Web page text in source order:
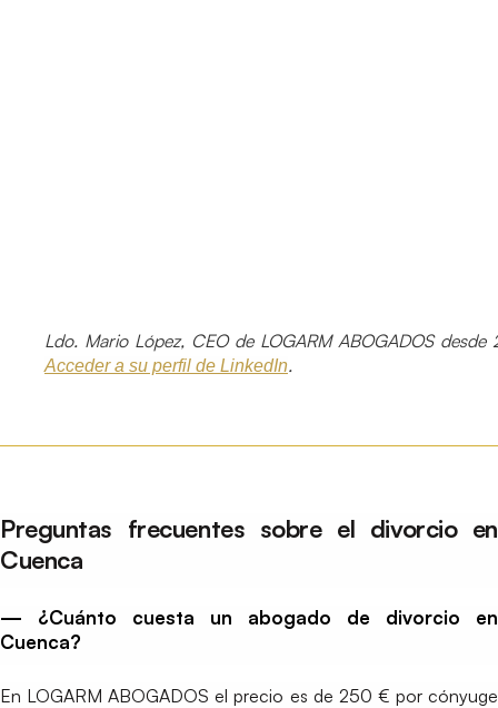
Ldo. Mario López, CEO de LOGARM ABOGADOS desde
Acceder a su perfil de LinkedIn.
Preguntas frecuentes sobre el divorcio en
Cuenca
— ¿Cuánto cuesta un abogado de divorcio en
Cuenca?
En LOGARM ABOGADOS el precio es de 250 € por cónyuge